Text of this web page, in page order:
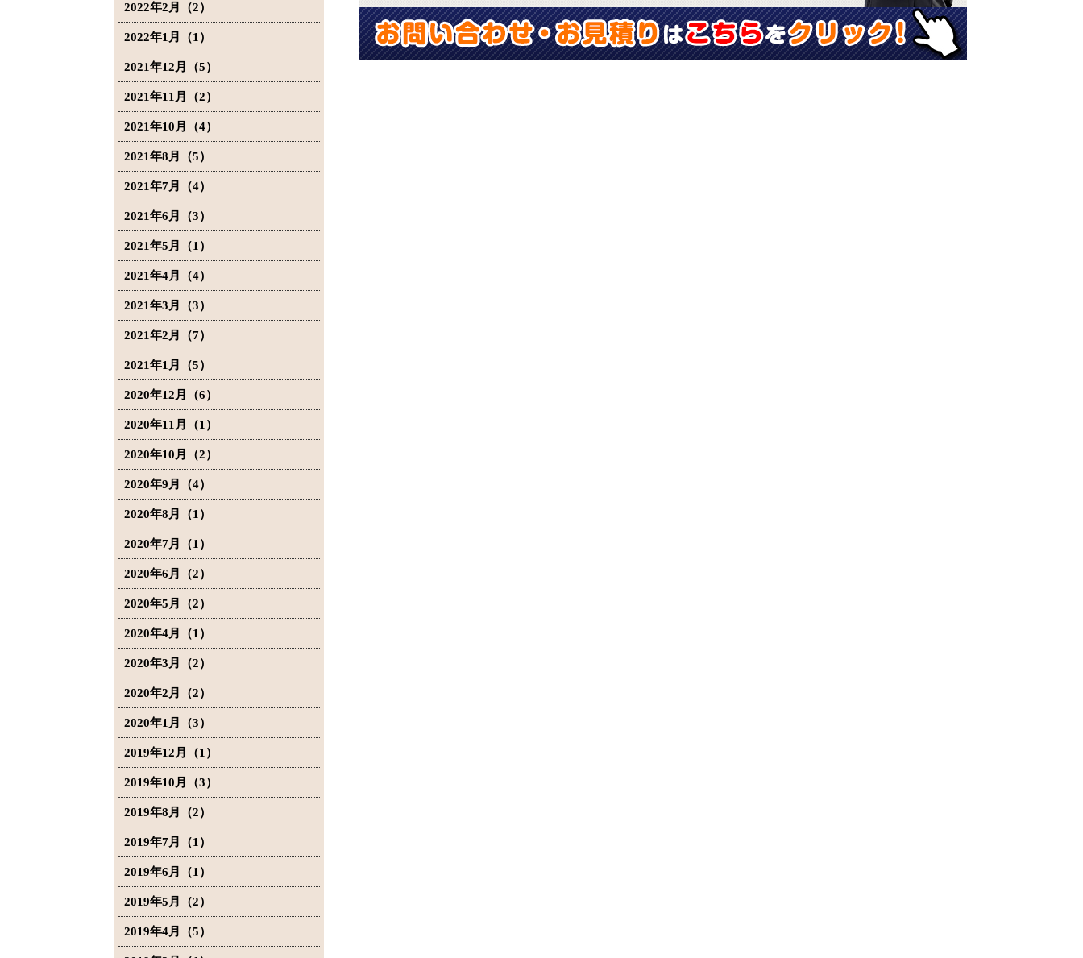
2022年2月（2）
2022年1月（1）
2021年12月（5）
2021年11月（2）
2021年10月（4）
2021年8月（5）
2021年7月（4）
2021年6月（3）
2021年5月（1）
2021年4月（4）
2021年3月（3）
2021年2月（7）
2021年1月（5）
2020年12月（6）
2020年11月（1）
2020年10月（2）
2020年9月（4）
2020年8月（1）
2020年7月（1）
2020年6月（2）
2020年5月（2）
2020年4月（1）
2020年3月（2）
2020年2月（2）
2020年1月（3）
2019年12月（1）
2019年10月（3）
2019年8月（2）
2019年7月（1）
2019年6月（1）
2019年5月（2）
2019年4月（5）